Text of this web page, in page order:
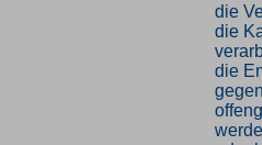
die
die
die